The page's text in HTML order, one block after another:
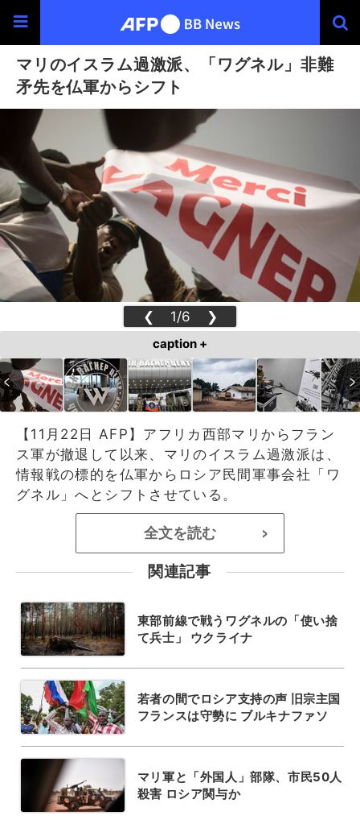
マリのイスラム過激派、「ワグネル」非難
矛先を仏軍からシフト
❮ 1/6 ❯
caption +
【11月22日 AFP】アフリカ西部マリからフラン
ス軍が撤退して以来、マリのイスラム過激派は、
情報戦の標的を仏軍からロシア民間軍事会社「ワ
グネル」へとシフトさせている。
全文を読む >
関連記事
東部前線で戦うワグネルの「使い捨
て兵士」 ウクライナ
若者の間でロシア支持の声 旧宗主国
フランスは守勢に ブルキナファソ
マリ軍と「外国人」部隊、市民50人
殺害 ロシア関与か